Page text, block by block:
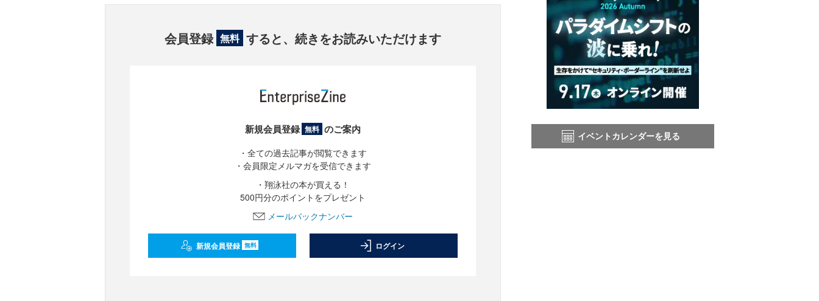
会員登録 無料 すると、続きをお読みいただけます
新規会員登録 無料 のご案内
・全ての過去記事が閲覧できます
・会員限定メルマガを受信できます
・翔泳社の本が買える！
500円分のポイントをプレゼント
メールバックナンバー
新規会員登録 無料 ログイン
イベントカレンダーを見る